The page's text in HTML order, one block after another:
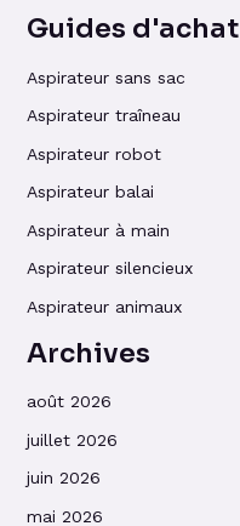
Guides d'achat
Aspirateur sans sac
Aspirateur traîneau
Aspirateur robot
Aspirateur balai
Aspirateur à main
Aspirateur silencieux
Aspirateur animaux
Archives
août 2026
juillet 2026
juin 2026
mai 2026